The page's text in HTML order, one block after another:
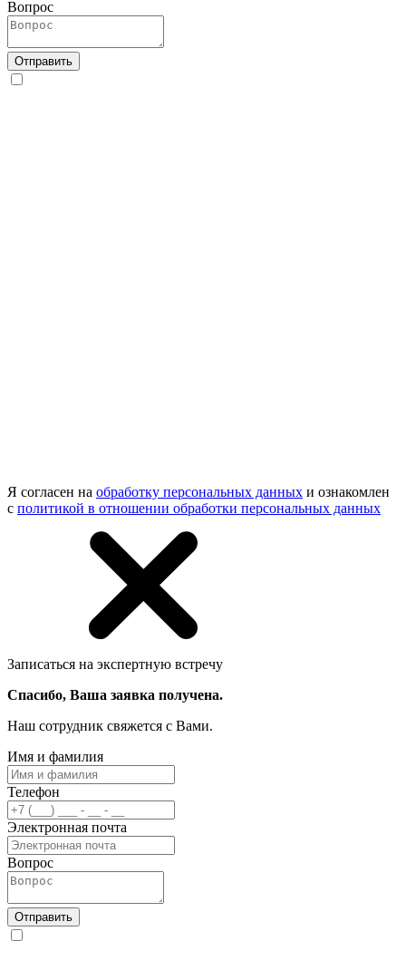
Вопрос
Отправить
Я согласен на обработку персональных данных и ознакомлен
с политикой в отношении обработки персональных данных
Записаться на экспертную встречу
Спасибо, Ваша заявка получена.
Наш сотрудник свяжется с Вами.
Имя и фамилия
Телефон
Электронная почта
Вопрос
Отправить